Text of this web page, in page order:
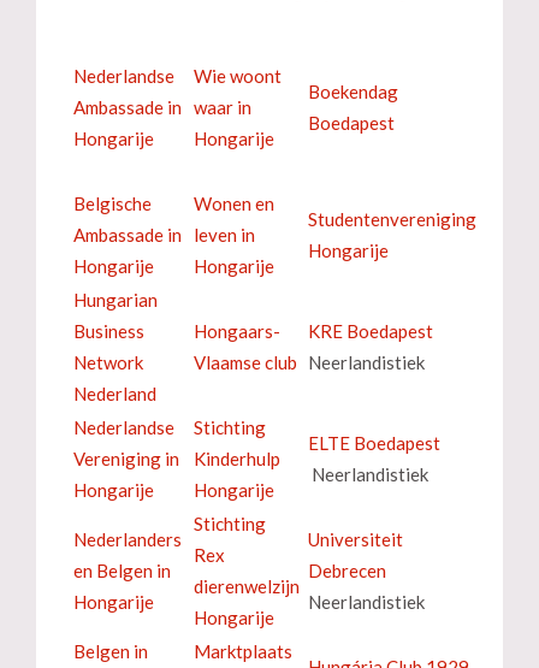
Nederlandse
Ambassade in
Hongarije
Wie woont
waar in
Hongarije
Boekendag
Boedapest
Belgische
Ambassade in
Hongarije
Wonen en
leven in
Hongarije
Studentenvereniging
Hongarije
Hungarian
Business
Network
Nederland
Hongaars-
Vlaamse club
KRE Boedapest
Neerlandistiek
Nederlandse
Vereniging in
Hongarije
Stichting
Kinderhulp
Hongarije
ELTE Boedapest
Neerlandistiek
Nederlanders
en Belgen in
Hongarije
Stichting
Rex
dierenwelzijn
Hongarije
Universiteit
Debrecen
Neerlandistiek
Belgen in Marktplaats